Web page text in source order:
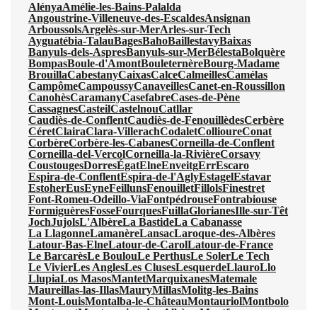
AlényaAmélie-les-Bains-Palalda
Angoustrine-Villeneuve-des-EscaldesAnsignan
ArboussolsArgelès-sur-MerArles-sur-Tech
Ayguatébia-TalauBagesBahoBaillestavyBaixas
Banyuls-dels-AspresBanyuls-sur-MerBélestaBolquère
BompasBoule-d'AmontBouleternèreBourg-Madame
BrouillaCabestanyCaixasCalceCalmeillesCamélas
CampômeCampoussyCanaveillesCanet-en-Roussillon
CanohèsCaramanyCasefabreCases-de-Pène
CassagnesCasteilCastelnouCatllar
Caudiès-de-ConflentCaudiès-de-FenouillèdesCerbère
CéretClairaClara-VillerachCodaletCollioureConat
CorbèreCorbère-les-CabanesCorneilla-de-Conflent
Corneilla-del-VercolCorneilla-la-RivièreCorsavy
CoustougesDorresÉgatElneEnveitgErrEscaro
Espira-de-ConflentEspira-de-l'AglyEstagelEstavar
EstoherEusEyneFeillunsFenouilletFillolsFinestret
Font-Romeu-Odeillo-ViaFontpédrouseFontrabiouse
FormiguèresFosseFourquesFuillaGlorianesIlle-sur-Têt
JochJujolsL'AlbèreLa BastideLa Cabanasse
La LlagonneLamanèreLansacLaroque-des-Albères
Latour-Bas-ElneLatour-de-CarolLatour-de-France
Le BarcarèsLe BoulouLe PerthusLe SolerLe Tech
Le VivierLes AnglesLes ClusesLesquerdeLlauroLlo
LlupiaLos MasosMantetMarquixanesMatemale
Maureillas-las-IllasMauryMillasMolitg-les-Bains
Mont-LouisMontalba-le-ChâteauMontauriolMontbolo